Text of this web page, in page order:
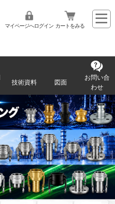
マイページへログイン カートをみる
技術資料 図面
お問い合
わせ